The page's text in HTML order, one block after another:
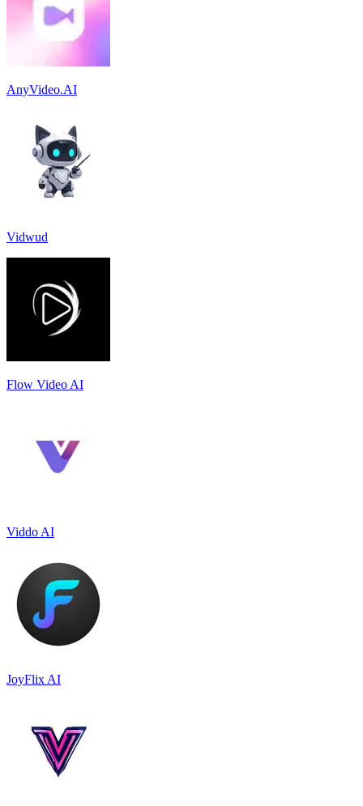
AnyVideo.AI
Vidwud
Flow Video AI
Viddo AI
JoyFlix AI